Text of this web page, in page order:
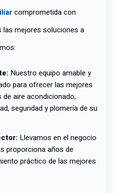
comprometida con
mejores soluciones a
Nuestro equipo amable y
para ofrecer las mejores
aire acondicionado,
seguridad y plomería de su
Llevamos en el negocio
proporciona años de
práctico de las mejores